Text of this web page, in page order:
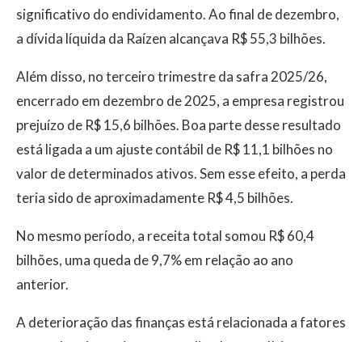
significativo do endividamento. Ao final de dezembro,
a dívida líquida da Raízen alcançava R$ 55,3 bilhões.
Além disso, no terceiro trimestre da safra 2025/26,
encerrado em dezembro de 2025, a empresa registrou
prejuízo de R$ 15,6 bilhões. Boa parte desse resultado
está ligada a um ajuste contábil de R$ 11,1 bilhões no
valor de determinados ativos. Sem esse efeito, a perda
teria sido de aproximadamente R$ 4,5 bilhões.
No mesmo período, a receita total somou R$ 60,4
bilhões, uma queda de 9,7% em relação ao ano
anterior.
A deterioração das finanças está relacionada a fatores